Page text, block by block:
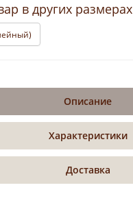
в других размерах
Описание
Характеристики
Доставка